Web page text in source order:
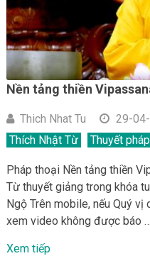
Nền tảng thiền
Thich Nhat Tu
29-
Thích Nhật Từ
Thuyết pháp
Pháp thoại Nền tảng thiền
Từ thuyết giảng trong khóa
Ngộ Trên mobile, nếu Quý vị
xem video không được báo …
Xem tiếp